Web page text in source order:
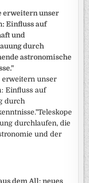
erweitern unser
Einfluss auf
und
durch
astronomische
erweitern unser
Einfluss auf
durch
durchlaufen, die
und der
dem All: neues